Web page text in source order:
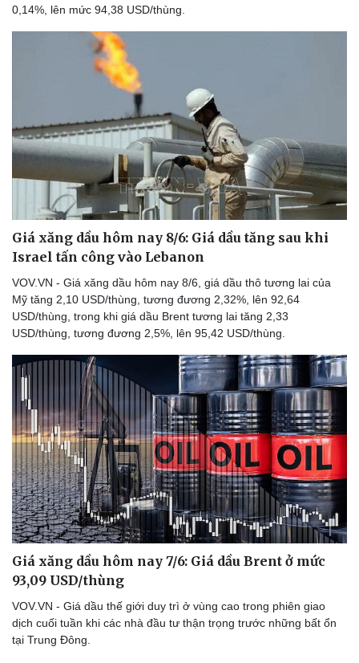
Doanh nghiệp
Thông tin doanh nghiệp
Doanh nghiệp 24h
Công nghệ
Sành điệu
0,14%, lên mức 94,38 USD/thùng.
Giá xăng dầu hôm nay 8/6: Giá dầu tăng sau khi
Israel tấn công vào Lebanon
VOV.VN - Giá xăng dầu hôm nay 8/6, giá dầu thô tương lai của
Mỹ tăng 2,10 USD/thùng, tương đương 2,32%, lên 92,64
USD/thùng, trong khi giá dầu Brent tương lai tăng 2,33
USD/thùng, tương đương 2,5%, lên 95,42 USD/thùng.
Giá xăng dầu hôm nay 7/6: Giá dầu Brent ở mức
93,09 USD/thùng
VOV.VN - Giá dầu thế giới duy trì ở vùng cao trong phiên giao
dịch cuối tuần khi các nhà đầu tư thận trọng trước những bất ổn
tại Trung Đông.